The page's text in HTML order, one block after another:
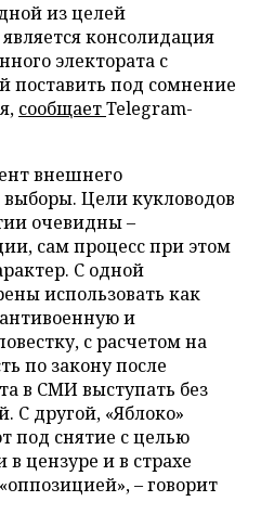
из целей
консолидация
электората с
под сомнение
сообщаетTelegram-
внешнего
Цели кукловодов
очевидны –
сам процесс при этом
С одной
использовать как
и
с расчетом на
по закону после
в СМИ выступать без
С другой, «Яблоко»
под снятие с целью
в цензуре и в страхе
– говорит